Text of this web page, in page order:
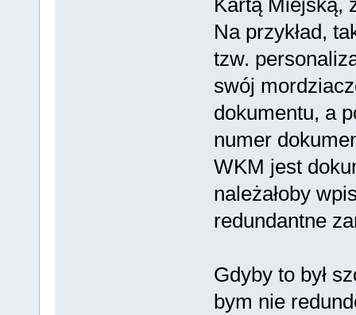
Na przykład,
tzw.
swój
dokumentu, a
numer
WKM jest
należałoby
redundantne
Gdyby to był
bym nie